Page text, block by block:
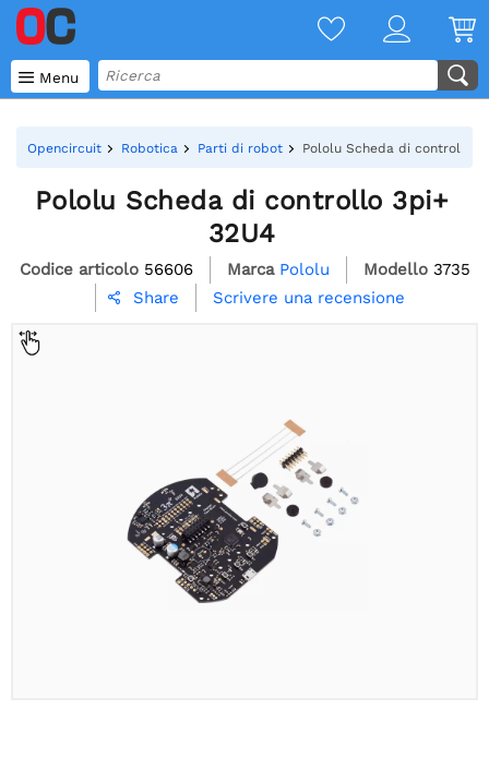
 Menu
Opencircuit Robotica Parti di robot Pololu Scheda di controllo
Pololu Scheda di controllo 3pi+
32U4
Codice articolo 56606 Marca Pololu Modello 3735
 Share Scrivere una recensione